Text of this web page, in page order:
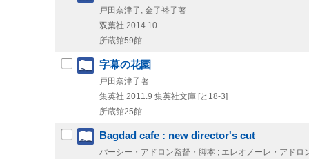
戸田奈津子, 金子裕子著
双葉社 2014.10
所蔵館59館
字幕の花園
戸田奈津子著
集英社 2011.9 集英社文庫 [と18-3]
所蔵館25館
Bagdad cafe : new director's cut
パーシー・アドロン監督・脚本 ; エレオノーレ・アドロ